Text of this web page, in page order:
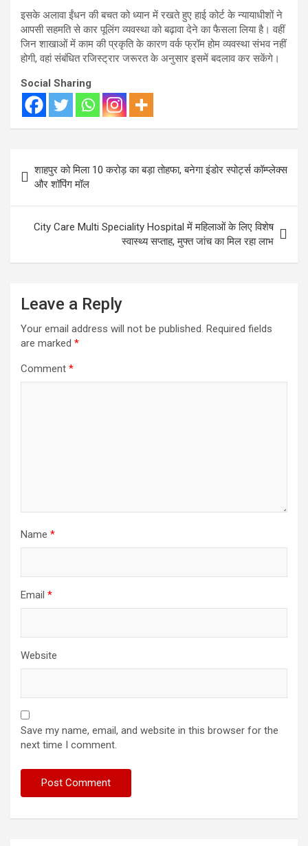
इसके अलावा ईंधन की बचत को ध्यान में रखते हुए हाई कोर्ट के न्यायाधीशों ने
आपसी सहमति से कार पूलिंग व्यवस्था को बढ़ावा देने का फैसला लिया है। वहीं
जिन शाखाओं में काम की प्रकृति के कारण वर्क फ्रॉम होम व्यवस्था संभव नहीं
होगी, वहां संबंधित रजिस्ट्रार जरूरत के अनुसार इसमें बदलाव कर सकेंगे।
Social Sharing
navigation
शाहपुर को मिला 10 करोड़ का बड़ा तोहफा, बनेगा इंडोर स्पोर्ट्स कॉम्प्लेक्स
और शॉपिंग मॉल
City Care Multi Speciality Hospital में महिलाओं के लिए विशेष
स्वास्थ्य सप्ताह, मुफ्त जांच का मिल रहा लाभ
Leave a Reply
Your email address will not be published. Required fields
are marked *
Comment *
Name *
Email *
Website
Save my name, email, and website in this browser for the
next time I comment.